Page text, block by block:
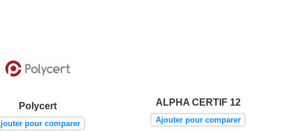
Polycert
pour comparer
ALPHA CERTIF 12
Ajouter pour comparer